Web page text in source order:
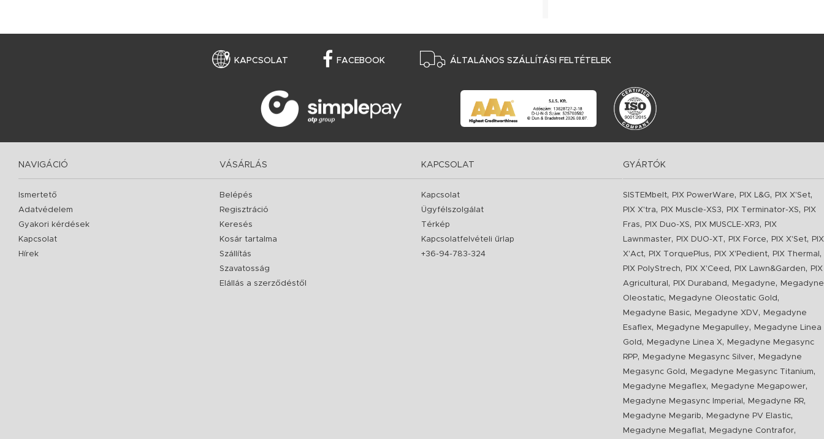
KAPCSOLAT FACEBOOK ÁLTALÁNOS SZÁLLÍTÁSI FELTÉTELEK
NAVIGÁCIÓ
Ismertető
Adatvédelem
Gyakori kérdések
Kapcsolat
Hírek
VÁSÁRLÁS
Belépés
Regisztráció
Keresés
Kosár tartalma
Szállítás
Szavatosság
Elállás a szerződéstől
KAPCSOLAT
Kapcsolat
Ügyfélszolgálat
Térkép
Kapcsolatfelvételi űrlap
+36-94-783-324
GYÁRTÓK
SISTEMbelt, PIX PowerWare, PIX L&G, PIX X'Set,
PIX X'tra, PIX Muscle-XS3, PIX Terminator-XS,
PIX
Fras, PIX Duo-XS, PIX MUSCLE-XR3,
PIX
Lawnmaster, PIX DUO-XT , PIX Force, PIX X'Set,
PIX
X'Act, PIX TorquePlus, PIX X'Pedient, PIX Thermal ,
PIX PolyStrech, PIX X'Ceed , PIX Lawn&Garden,
PIX
Agricultural , PIX Duraband , Megadyne,
Megadyne
Oleostatic, Megadyne Oleostatic Gold ,
Megadyne Basic, Megadyne XDV,
Megadyne
Esaflex, Megadyne Megapulley,
Megadyne Linea
Gold , Megadyne Linea X,
Megadyne Megasync
RPP, Megadyne Megasync Silver,
Megadyne
Megasync Gold , Megadyne Megasync Titanium,
Megadyne Megaflex, Megadyne Megapower,
Megadyne Megasync Imperial , Megadyne RR,
Megadyne Megarib, Megadyne PV Elastic,
Megadyne Megaflat, Megadyne Contrafor,